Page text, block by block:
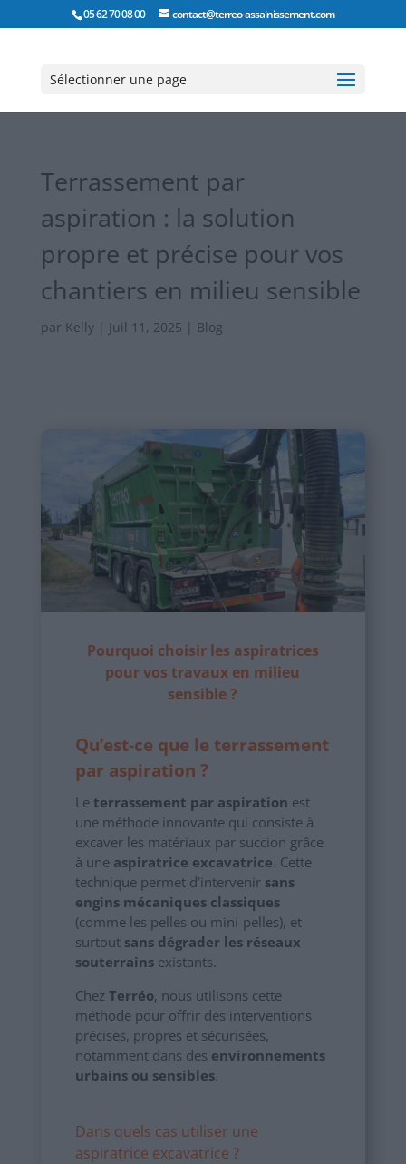
05 62 70 08 00 contact@terreo-assainissement.com
Sélectionner une page
Terrassement par
aspiration : la solution
propre et précise pour vos
chantiers en milieu sensible
par Kelly| Juil 11, 2025 | Blog
Pourquoi choisir les aspiratrices
pour vos travaux en milieu
sensible ?
Qu’est-ce que le terrassement
par aspiration ?
Le terrassement par aspiration est
une méthode innovante qui consiste à
excaver les matériaux par succion grâce
à une aspiratrice excavatrice. Cette
technique permet d’intervenir sans
engins mécaniques classiques
(comme les pelles ou mini-pelles), et
surtout sans dégrader les réseaux
souterrainsexistants.
Chez Terréo, nous utilisons cette
méthode pour offrir des interventions
précises, propres et sécurisées,
notamment dans des environnements
urbains ou sensibles.
Dans quels cas utiliser une
aspiratrice excavatrice ?